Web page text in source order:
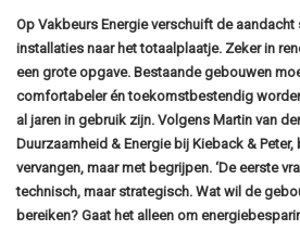
Op Vakbeurs Energie verschuift de
installaties naar het totaalplaatje. Zeker in
een grote opgave. Bestaande gebouwen
comfortabeler én toekomstbestendig
al jaren in gebruik zijn. Volgens Martin van
Duurzaamheid & Energie bij Kieback &
vervangen, maar met begrijpen. ‘De eerste
technisch, maar strategisch. Wat wil de
bereiken? Gaat het alleen om